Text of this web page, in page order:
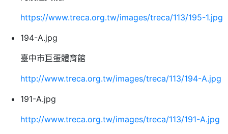
https://www.treca.org.tw/images/treca/113/195-1.jpg
194-A.jpg
臺中市巨蛋體育館
http://www.treca.org.tw/images/treca/113/194-A.jpg
191-A.jpg
http://www.treca.org.tw/images/treca/113/191-A.jpg